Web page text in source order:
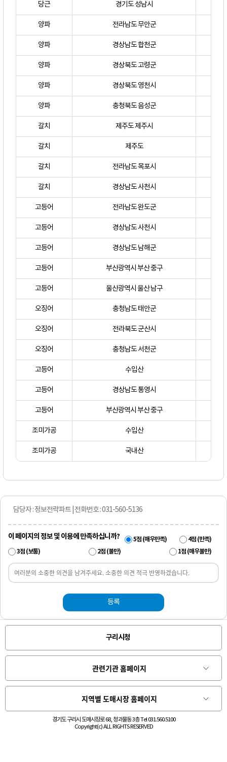
당근 경기도 성남시
양파 전라남도 무안군
양파 경상남도 합천군
양파 경상북도 고령군
양파 경상북도 영천시
양파 충청북도 음성군
갈치 제주도 제주시
갈치 제주도
갈치 전라남도 목포시
갈치 경상남도 사천시
고등어 전라남도 완도군
고등어 경상남도 사천시
고등어 경상남도 남해군
고등어 부산광역시 부산 중구
고등어 울산광역시 울산 남구
오징어 충청남도 태안군
오징어 전라북도 군산시
오징어 충청남도 서천군
고등어 수입산
고등어 경상남도 통영시
고등어 부산광역시 부산 중구
조미가공 수입산
조미가공 국내산
담당자 : 정보전략파트 | 전화번호 : 031-560-5136
이 페이지의 정보 및 이용에 만족하십니까? 5점 (매우만족)
4점 (만족)
3점 (보통)
2점 (불만) 1점 (매우불만)
등록
구리시청
경기도 구리시 도매시장로 68, 청과물동 3층 Tel 031.560.5100
Copyright(c) ALL RIGHTS RESERVED